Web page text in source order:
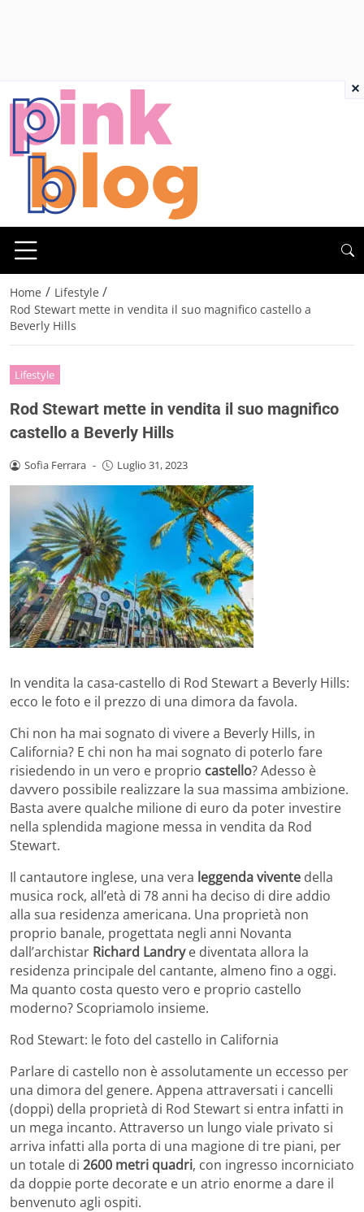
Home / Lifestyle /
Rod Stewart mette in vendita il suo magnifico castello a
Beverly Hills
Lifestyle
Rod Stewart mette in vendita il suo magnifico
castello a Beverly Hills
Sofia Ferrara - Luglio 31, 2023
In vendita la casa-castello di Rod Stewart a Beverly Hills:
ecco le foto e il prezzo di una dimora da favola.
Chi non ha mai sognato di vivere a Beverly Hills, in
California? E chi non ha mai sognato di poterlo fare
risiedendo in un vero e proprio castello? Adesso è
davvero possibile realizzare la sua massima ambizione.
Basta avere qualche milione di euro da poter investire
nella splendida magione messa in vendita da Rod
Stewart.
Il cantautore inglese, una vera leggenda vivente della
musica rock, all’età di 78 anni ha deciso di dire addio
alla sua residenza americana. Una proprietà non
proprio banale, progettata negli anni Novanta
dall’archistar Richard Landrye diventata allora la
residenza principale del cantante, almeno fino a oggi.
Ma quanto costa questo vero e proprio castello
moderno? Scopriamolo insieme.
Rod Stewart: le foto del castello in California
Parlare di castello non è assolutamente un eccesso per
una dimora del genere. Appena attraversati i cancelli
(doppi) della proprietà di Rod Stewart si entra infatti in
un mega incanto. Attraverso un lungo viale privato si
arriva infatti alla porta di una magione di tre piani, per
un totale di 2600 metri quadri, con ingresso incorniciato
da doppie porte decorate e un atrio enorme a dare il
benvenuto agli ospiti.
×